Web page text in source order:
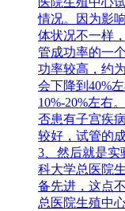
情况。因为影
体状况不一样
管成功率的一
功率较高，约
会下降到40%
10%-20%左右
否患有子宫疾
较好，试管的
3、然后就是实
科大学总医院
备先进，这点
总医院生殖中